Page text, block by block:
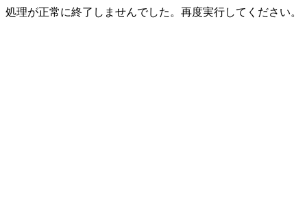
処理が正常に終了しませんでした。再度実行してください。